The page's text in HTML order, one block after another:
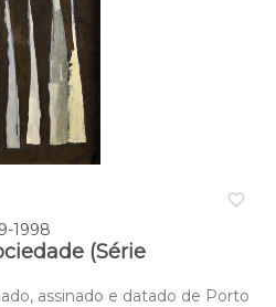
favorite_border
1998
(Série
assinado e datado de Porto